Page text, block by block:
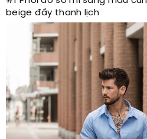
beige đầy thanh lịch